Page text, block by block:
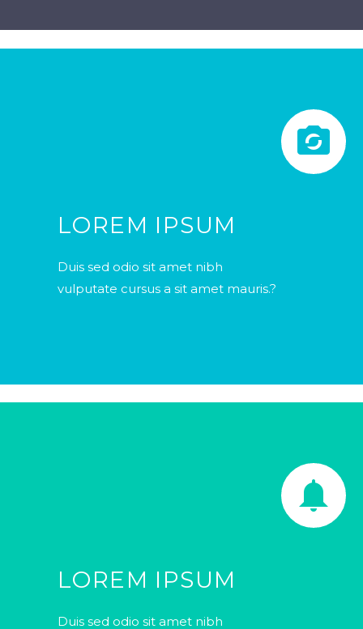


LOREM IPSUM
Duis sed odio sit amet nibh
vulputate cursus a sit amet mauris.?


LOREM IPSUM
Duis sed odio sit amet nibh